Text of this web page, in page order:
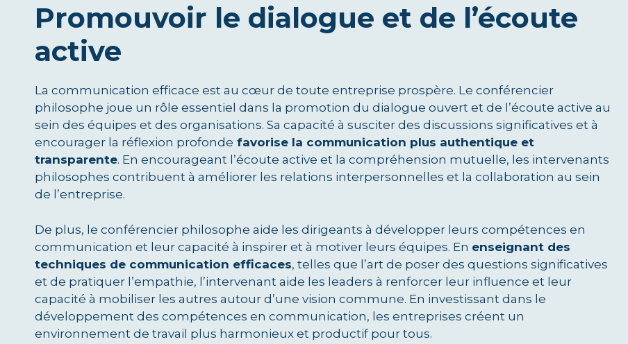
Promouvoir le dialogue et de l’écoute
active
La communication efficace est au cœur de toute entreprise prospère. Le conférencier
philosophe joue un rôle essentiel dans la promotion du dialogue ouvert et de l’écoute active au
sein des équipes et des organisations. Sa capacité à susciter des discussions significatives et à
encourager la réflexion profonde favorise la communication plus authentique et
transparente. En encourageant l’écoute active et la compréhension mutuelle, les intervenants
philosophes contribuent à améliorer les relations interpersonnelles et la collaboration au sein
de l’entreprise.
De plus, le conférencier philosophe aide les dirigeants à développer leurs compétences en
communication et leur capacité à inspirer et à motiver leurs équipes. En enseignant des
techniques de communication efficaces, telles que l’art de poser des questions significatives
et de pratiquer l’empathie, l’intervenant aide les leaders à renforcer leur influence et leur
capacité à mobiliser les autres autour d’une vision commune. En investissant dans le
développement des compétences en communication, les entreprises créent un
environnement de travail plus harmonieux et productif pour tous.